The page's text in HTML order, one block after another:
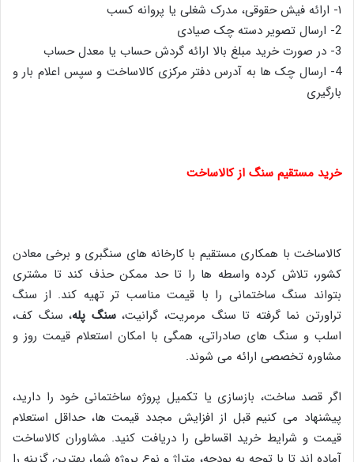
۱- ارائه فیش حقوقی، مدرک شغلی یا پروانه کسب
2- ارسال تصویر دسته چک صیادی
3- در صورت خرید مبلغ بالا ارائه گردش حساب یا معدل حساب
4- ارسال چک ها به آدرس دفتر مرکزی کالاساخت و سپس اعلام بار و
بارگیری
خرید مستقیم سنگ از کالاساخت
کالاساخت با همکاری مستقیم با کارخانه های سنگبری و برخی معادن
کشور، تلاش کرده واسطه ها را تا حد ممکن حذف کند تا مشتری
بتواند سنگ ساختمانی را با قیمت مناسب تر تهیه کند. از سنگ
تراورتن نما گرفته تا سنگ مرمریت، گرانیت،سنگ پله، سنگ کف،
اسلب و سنگ های صادراتی، همگی با امکان استعلام قیمت روز و
مشاوره تخصصی ارائه می شوند.
اگر قصد ساخت، بازسازی یا تکمیل پروژه ساختمانی خود را دارید،
پیشنهاد می کنیم قبل از افزایش مجدد قیمت ها، حداقل استعلام
قیمت و شرایط خرید اقساطی را دریافت کنید. مشاوران کالاساخت